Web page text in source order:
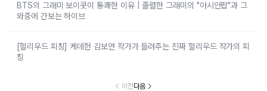
BTS의 그래미 보이콧이 통쾌한 이유 | 졸렬한 그래미의 "아시안팝"과 그
와중에 간보는 하이브
[헐리우드 피칭] 케데헌 김보연 작가가 들려주는 진짜 헐리우드 작가의 피
칭
이전다음